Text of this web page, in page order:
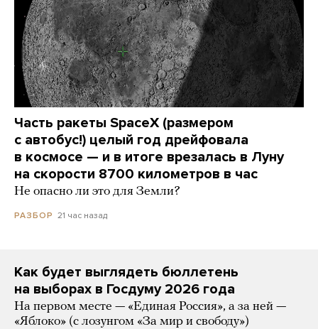
Часть ракеты SpaceX (размером
с автобус!) целый год дрейфовала
в космосе — и в итоге врезалась в Луну
на скорости 8700 километров в час
Не опасно ли это для Земли?
РАЗБОР 21 час назад
Как будет выглядеть бюллетень
на выборах в Госдуму 2026 года
На первом месте — «Единая Россия», а за ней —
«Яблоко» (с лозунгом «За мир и свободу»)